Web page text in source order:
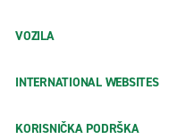
VOZILA
INTERNATIONAL WEBSITES
KORISNIČKA PODRŠKA